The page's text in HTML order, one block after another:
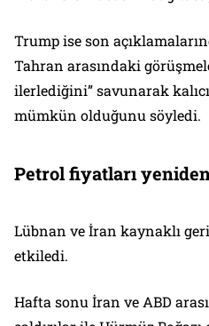
Trump ise son
Tahran arasındaki
ilerlediğini” savunarak
mümkün olduğunu söyledi.
Petrol fiyatları
Lübnan ve İran kaynaklı
etkiledi.
Hafta sonu İran ve ABD